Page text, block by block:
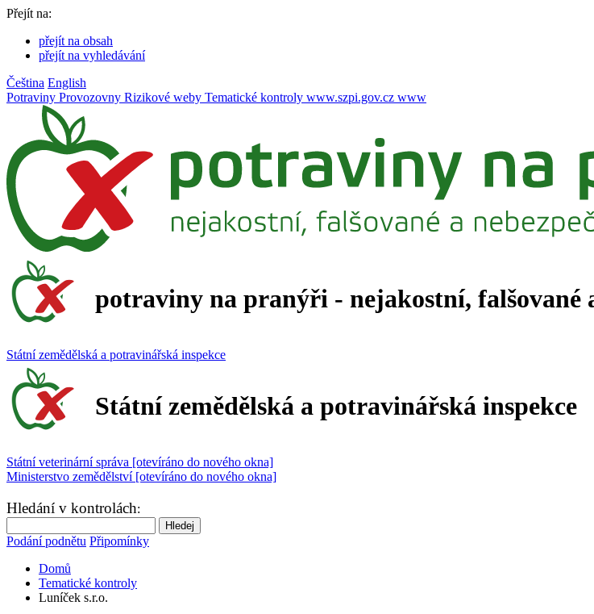
Přejít na:
přejít na obsah
přejít na vyhledávání
Čeština English
Potraviny Provozovny Rizikové weby Tematické kontroly www.szpi.gov.cz www
potraviny na pranýři - nejakostní, falšované
Státní zemědělská a potravinářská inspekce
Státní zemědělská a potravinářská inspekce
Státní veterinární správa [otevíráno do nového okna]
Ministerstvo zemědělství [otevíráno do nového okna]
Hledání v kontrolách:
Podání podnětu Připomínky
Domů
Tematické kontroly
Luníček s.r.o.